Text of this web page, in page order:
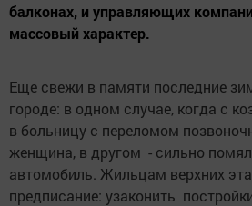
балконах, и управляющих
массовый характер.
Еще свежи в памяти последние
городе: в одном случае, когда с
в больницу с переломом
женщина, в другом - сильно
автомобиль. Жильцам верхних
предписание: узаконить